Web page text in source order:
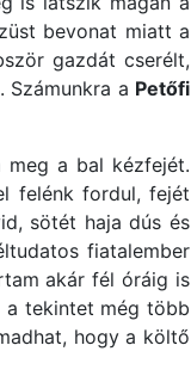
bevonat miatt a
gazdát cserélt,
a Petőfi
a bal kézfejét.
felénk fordul, fejét
sötét haja dús és
fiatalember
akár fél óráig is
a tekintet még több
hogy a költő